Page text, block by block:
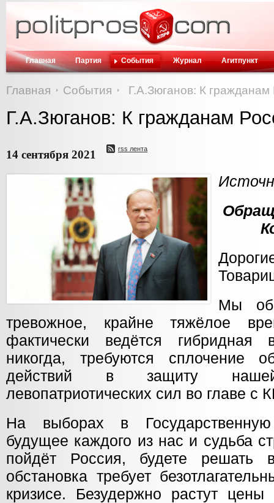
Главная Партия События Журнал Агитпункт
Главная События Г.А.Зюганов: К гражданам
Г.А.Зюганов: К гражданам
14 сентября 2021 rss лента
Мы
тревожное, крайне тяжёлое
фактически ведётся гибридная
никогда, требуются сплочение
действий в защиту
левопатриотических сил во главе с
На выборах в
будущее каждого из нас и судьба
пойдёт Россия, будете
обстановка требует
кризисе. Безудержно растут